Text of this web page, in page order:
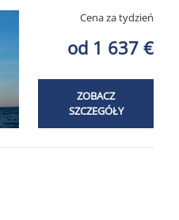
Cena za tydzień
od 1 637 €
ZOBACZ
SZCZEGÓŁY